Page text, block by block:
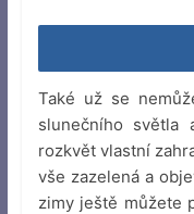
Také už se
slunečního světla
rozkvět vlastní
vše zazelená a
zimy ještě můžete